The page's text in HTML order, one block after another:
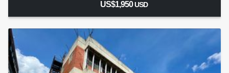
US$1,950USD